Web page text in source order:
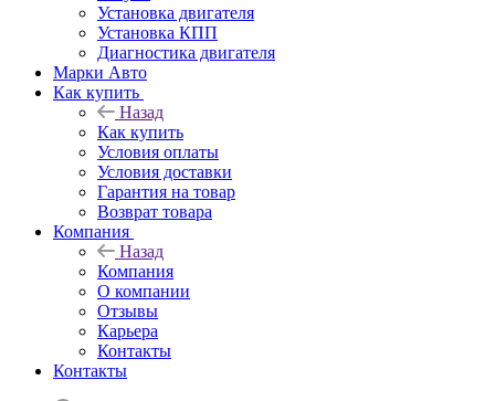
Установка двигателя
Установка КПП
Диагностика двигателя
Марки Авто
Как купить
Назад
Как купить
Условия оплаты
Условия доставки
Гарантия на товар
Возврат товара
Компания
Назад
Компания
О компании
Отзывы
Карьера
Контакты
Контакты